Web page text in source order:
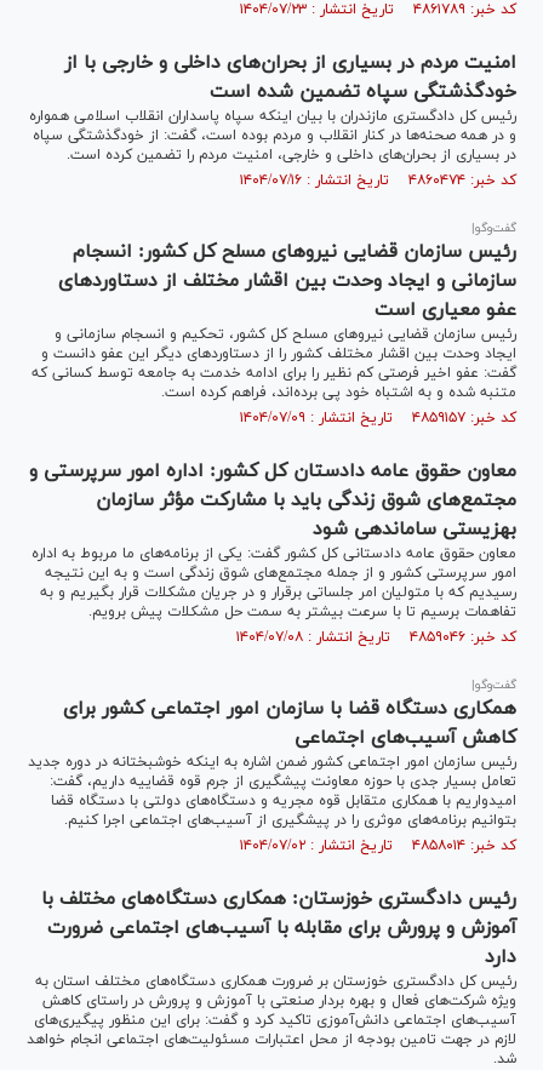
کد خبر: ۴۸۶۱۷۸۹ تاریخ انتشار : ۱۴۰۴/۰۷/۲۳
امنیت مردم در بسیاری از بحران‌های داخلی و خارجی با از
خودگذشتگی سپاه تضمین شده است
رئیس کل دادگستری مازندران با بیان اینکه سپاه پاسداران انقلاب اسلامی همواره
و در همه صحنه‌ها در کنار انقلاب و مردم بوده است، گفت: از خودگذشتگی سپاه
در بسیاری از بحران‌های داخلی و خارجی، امنیت مردم را تضمین کرده است.
کد خبر: ۴۸۶۰۴۷۴ تاریخ انتشار : ۱۴۰۴/۰۷/۱۶
گفت‌وگو|
رئیس سازمان قضایی نیرو‌های مسلح کل کشور: انسجام
سازمانی و ایجاد وحدت بین اقشار مختلف از دستاورد‌های
عفو معیاری است
رئیس سازمان قضایی نیرو‌های مسلح کل کشور، تحکیم و انسجام سازمانی و
ایجاد وحدت بین اقشار مختلف کشور را از دستاورد‌های دیگر این عفو دانست و
گفت: عفو اخیر فرصتی کم نظیر را برای ادامه خدمت به جامعه توسط کسانی که
متنبه شده و به اشتباه خود پی برده‌اند، فراهم کرده است.
کد خبر: ۴۸۵۹۱۵۷ تاریخ انتشار : ۱۴۰۴/۰۷/۰۹
معاون حقوق عامه دادستان کل کشور: اداره امور سرپرستی و
مجتمع‌های شوق زندگی باید با مشارکت مؤثر سازمان
بهزیستی ساماندهی شود
معاون حقوق عامه دادستانی کل کشور گفت: یکی از برنامه‌های ما مربوط به اداره
امور سرپرستی کشور و از جمله مجتمع‌های شوق زندگی است و به این نتیجه
رسیدیم که با متولیان امر جلساتی برقرار و در جریان مشکلات قرار بگیریم و به
تفاهمات برسیم تا با سرعت بیشتر به سمت حل مشکلات پیش برویم.
کد خبر: ۴۸۵۹۰۴۶ تاریخ انتشار : ۱۴۰۴/۰۷/۰۸
گفت‌وگو|
همکاری دستگاه قضا با سازمان امور اجتماعی کشور برای
کاهش آسیب‌های اجتماعی
رئیس سازمان امور اجتماعی کشور ضمن اشاره به اینکه خوشبختانه در دوره جدید
تعامل بسیار جدی با حوزه معاونت پیشگیری از جرم قوه قضاییه داریم، گفت:
امیدواریم با همکاری متقابل قوه مجریه و دستگاه‌های دولتی با دستگاه قضا
بتوانیم برنامه‌های موثری را در پیشگیری از آسیب‌های اجتماعی اجرا کنیم.
کد خبر: ۴۸۵۸۰۱۴ تاریخ انتشار : ۱۴۰۴/۰۷/۰۲
رئیس دادگستری خوزستان: همکاری دستگاه‌های مختلف با
آموزش و پرورش برای مقابله با آسیب‌های اجتماعی ضرورت
دارد
رئیس کل دادگستری خوزستان بر ضرورت همکاری دستگاه‌های مختلف استان به
ویژه شرکت‌های فعال و بهره بردار صنعتی با آموزش و پرورش در راستای کاهش
آسیب‌های اجتماعی دانش‌آموزی تاکید کرد و گفت: برای این منظور پیگیری‌های
لازم در جهت تامین بودجه از محل اعتبارات مسئولیت‌های اجتماعی انجام خواهد
شد.